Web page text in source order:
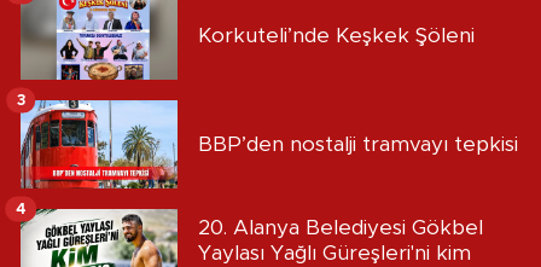
Korkuteli’nde Keşkek Şöleni
BBP’den nostalji tramvayı tepkisi
3
20. Alanya Belediyesi Gökbel
Yaylası Yağlı Güreşleri'ni kim
4